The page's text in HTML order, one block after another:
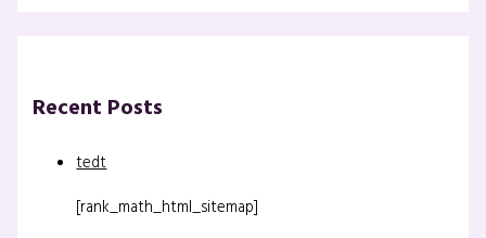
Recent Posts
tedt
[rank_math_html_sitemap]